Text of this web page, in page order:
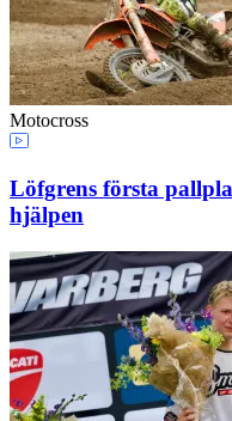
Motocross
Löfgrens första
hjälpen